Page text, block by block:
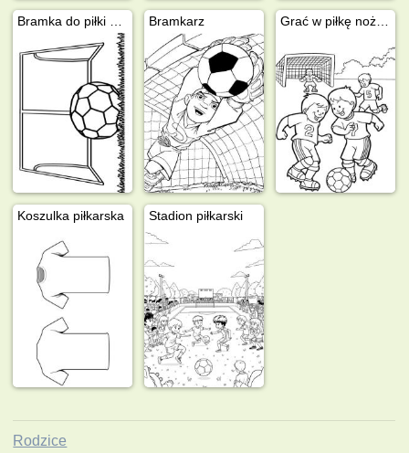
Bramkarz
Koszulka piłkarska Stadion piłkarski
Rodzice